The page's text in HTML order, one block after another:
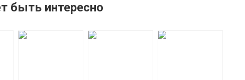
быть интересно